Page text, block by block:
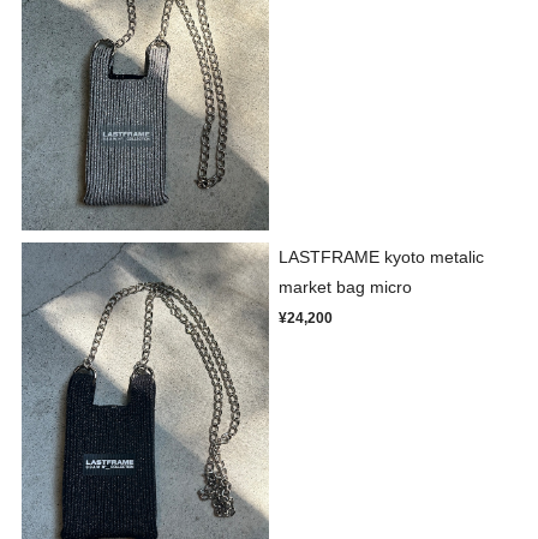
LASTFRAME kyoto metalic
market bag micro
¥24,200